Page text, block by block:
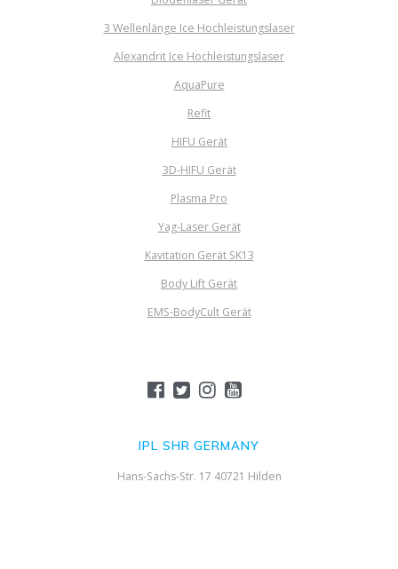
IPL SHR GERMANY
Hans-Sachs-Str. 17 40721 Hilden
3 Wellenlänge Ice Hochleistungslaser
Alexandrit Ice Hochleistungslaser
AquaPure
Refit
HIFU Gerät
3D-HIFU Gerät
Plasma Pro
Yag-Laser Gerät
Kavitation Gerät SK13
Body Lift Gerät
EMS-BodyCult Gerät